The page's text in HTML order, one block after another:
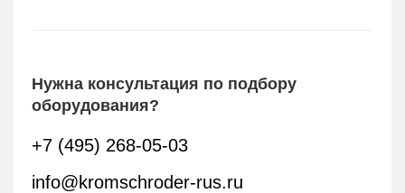
Нужна консультация по подбору
оборудования?
+7 (495) 268-05-03
info@kromschroder-rus.ru